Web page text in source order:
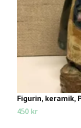
Figurin, keramik,
450 kr